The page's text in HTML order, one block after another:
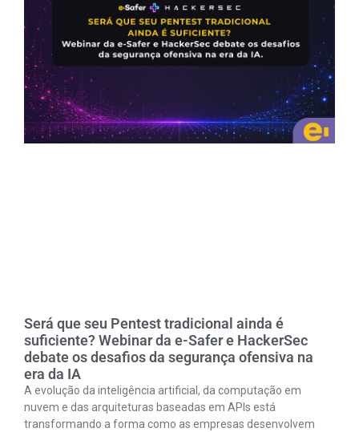
Será que seu Pentest tradicional ainda é
suficiente? Webinar da e-Safer e HackerSec
debate os desafios da segurança ofensiva na
era da IA
A evolução da inteligência artificial, da computação em
nuvem e das arquiteturas baseadas em APIs está
transformando a forma como as empresas desenvolvem